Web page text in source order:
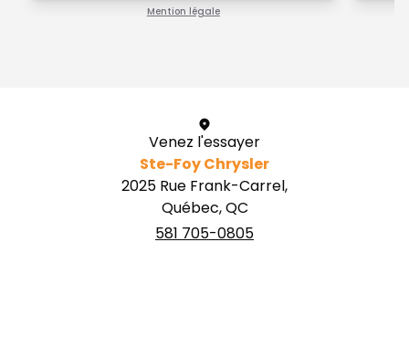
Mention légale
Venez l'essayer
Ste-Foy Chrysler
2025 Rue Frank-Carrel,
Québec, QC
581 705-0805